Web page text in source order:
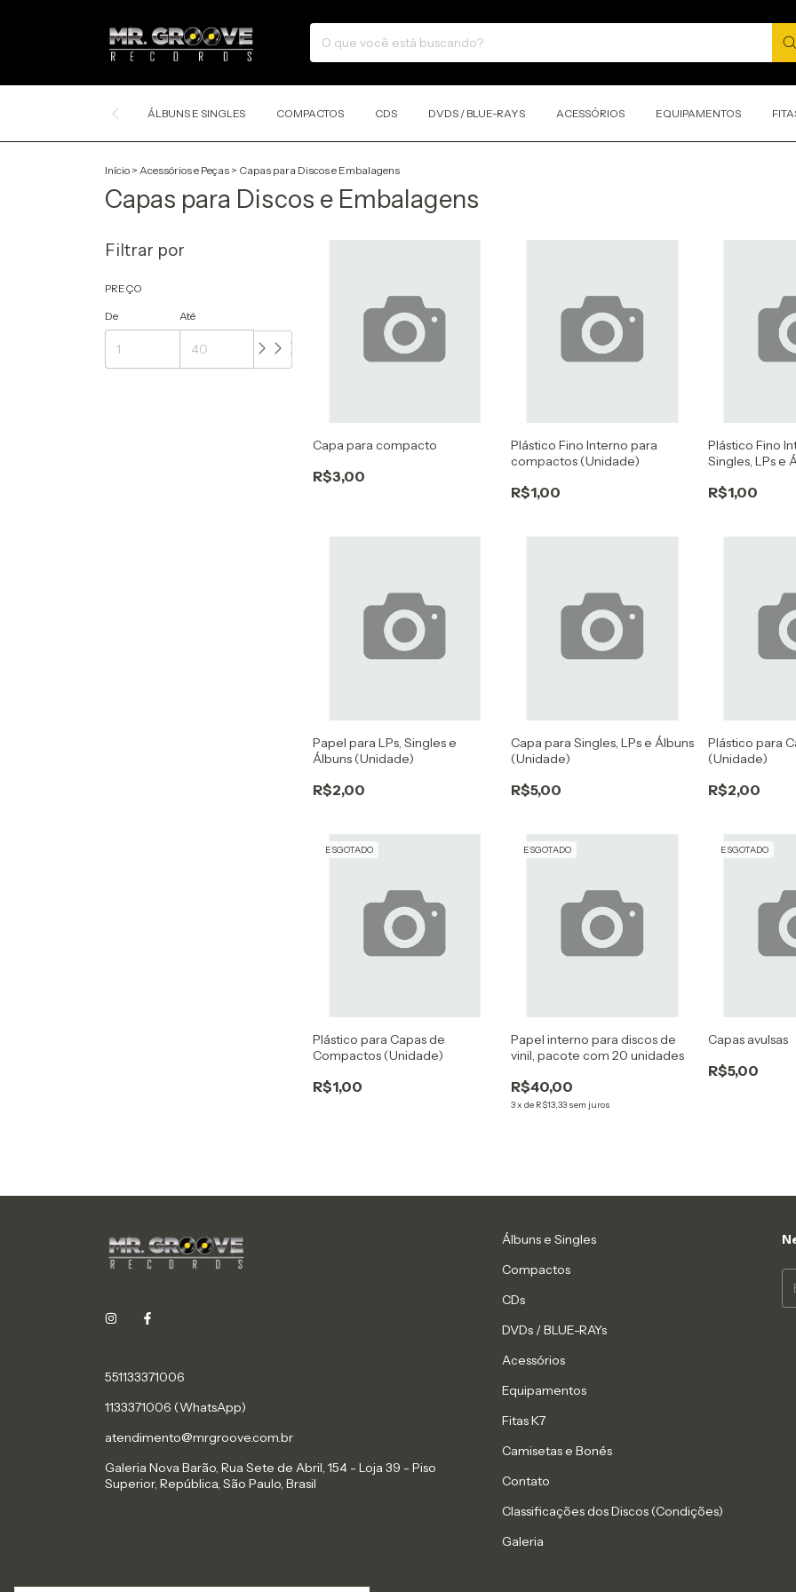
ÁLBUNS E SINGLES COMPACTOS CDS DVDS / BLUE-RAYS ACESSÓRIOS EQUIPAMENTOS
Início > Acessórios e Peças > Capas para Discos e Embalagens
Capas para Discos e Embalagens
Filtrar por
PREÇO
De Até
Capa para compacto
R$3,00
Plástico Fino Interno para
compactos (Unidade)
R$1,00
Plástico Fino
Singles, LPs e
R$1,00
Papel para LPs, Singles e
Álbuns (Unidade)
R$2,00
Capa para Singles, LPs e Álbuns
(Unidade)
R$5,00
Plástico para
(Unidade)
R$2,00
ESGOTADO
Plástico para Capas de
Compactos (Unidade)
R$1,00
ESGOTADO
Papel interno para discos de
vinil, pacote com 20 unidades
R$40,00
3x de R$13,33 sem juros
ESGOTADO
Capas avulsas
R$5,00
551133371006
1133371006 (WhatsApp)
atendimento@mrgroove.com.br
Galeria Nova Barão, Rua Sete de Abril, 154 - Loja 39 - Piso
Superior, República, São Paulo, Brasil
Álbuns e Singles
Compactos
CDs
DVDs / BLUE-RAYs
Acessórios
Equipamentos
Fitas K7
Camisetas e Bonés
Contato
Classificações dos Discos (Condições)
Galeria